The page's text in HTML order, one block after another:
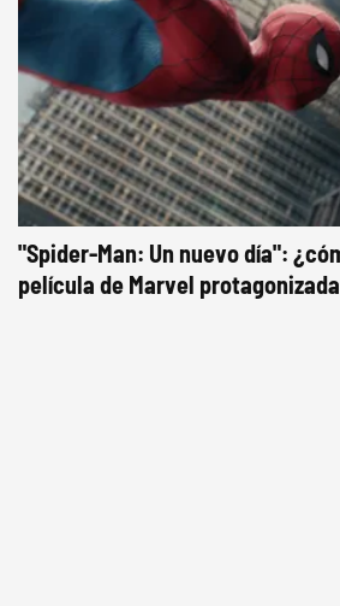
"Spider-Man: Un nuevo día":
película de Marvel